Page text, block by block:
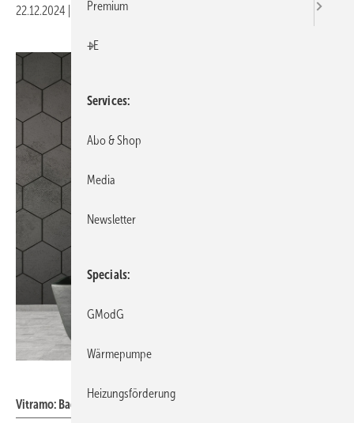
22.12.2024 Veröffentlicht in
Vitramo: Bad-Heizkörper mit zwei Temperaturzonen.
Premium
+E
Services
Abo & Shop
Media
Newsletter
Specials
GModG
Wärmepumpe
Heizungsförderung